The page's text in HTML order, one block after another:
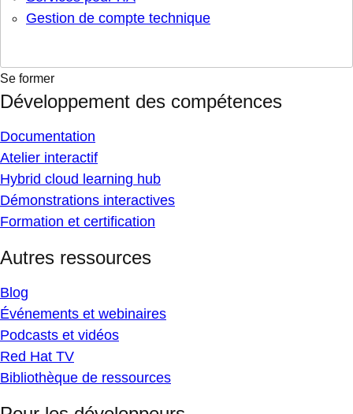
Gestion de compte technique
Se former
Développement des compétences
Documentation
Atelier interactif
Hybrid cloud learning hub
Démonstrations interactives
Formation et certification
Autres ressources
Blog
Événements et webinaires
Podcasts et vidéos
Red Hat TV
Bibliothèque de ressources